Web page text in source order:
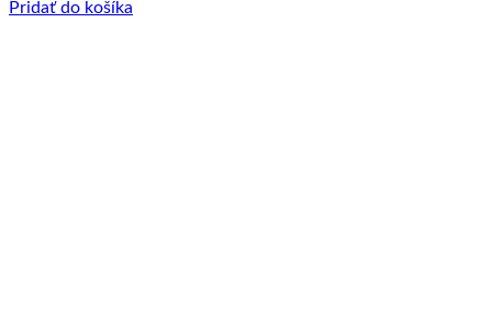
Pridať do košíka